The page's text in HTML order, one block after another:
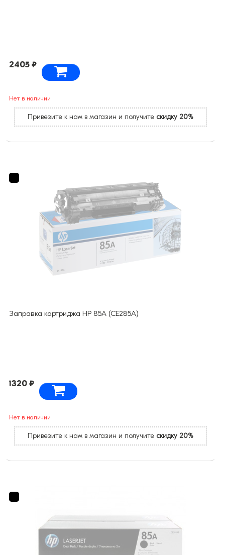
2405 ₽
Нет в наличии
Привезите к нам в магазин и получите скидку 20%
Заправка картриджа HP 85A (CE285A)
1320 ₽
Нет в наличии
Привезите к нам в магазин и получите скидку 20%